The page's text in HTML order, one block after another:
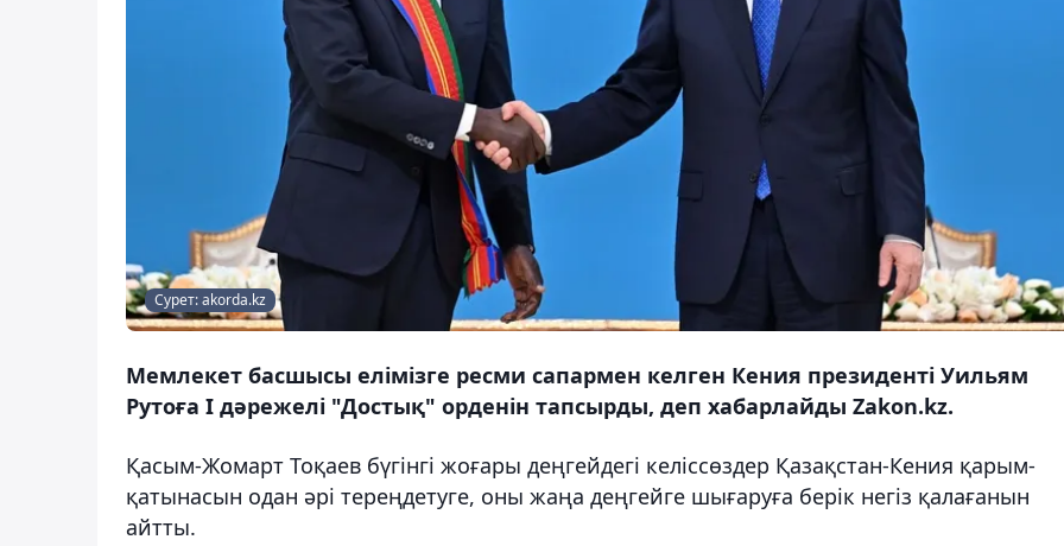
Сурет: akorda.kz
Мемлекет басшысы елімізге ресми сапармен келген Кения президенті Уильям
Рутоға І дәрежелі "Достық" орденін тапсырды, деп хабарлайды Zakon.kz.
Қасым-Жомарт Тоқаев бүгінгі жоғары деңгейдегі келіссөздер Қазақстан-Кения қарым-
қатынасын одан әрі тереңдетуге, оны жаңа деңгейге шығаруға берік негіз қалағанын
айтты.